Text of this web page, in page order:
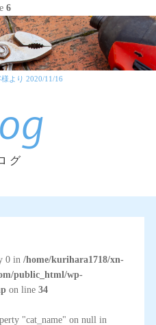
6
より 2020/11/16
グ
0 in /home/kurihara1718/xn-
public_html/wp-
on line 34
"cat_name" on null in